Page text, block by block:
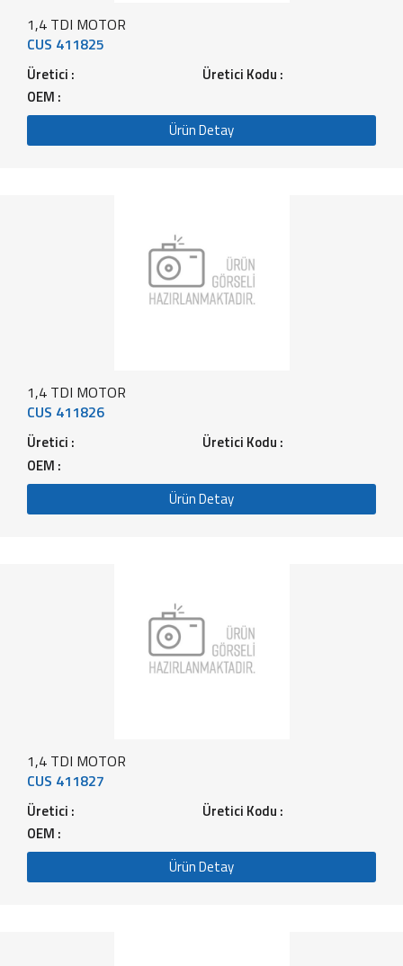
1,4 TDI MOTOR
CUS 411825
Üretici :
Üretici Kodu :
OEM :
Ürün Detay
1,4 TDI MOTOR
CUS 411826
Üretici :
Üretici Kodu :
OEM :
Ürün Detay
1,4 TDI MOTOR
CUS 411827
Üretici :
Üretici Kodu :
OEM :
Ürün Detay